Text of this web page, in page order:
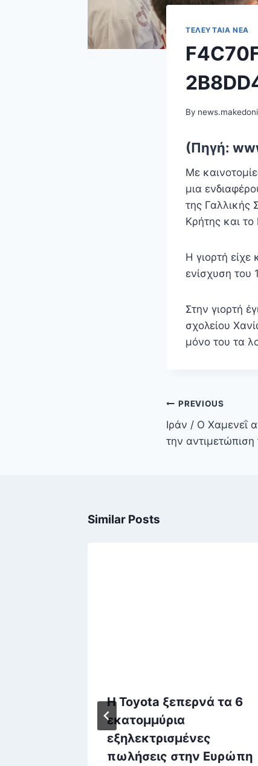
ΤΕΛΕΥΤΑΊΑ ΝΈΑ
By
(Πηγή:
Με
μια
της Γαλλικής
Κρήτης και
Η γιορτή
ενίσχυση του
Στην γιορτή
σχολείου
μόνο του τα
Πλοήγηση
άρθρων
PREVIOUS
Ιράν / Ο Χαμενεΐ
την
Similar Posts
Η Toyota ξεπερνά τα 6
εκατομμύρια
εξηλεκτρισμένες
πωλήσεις στην Ευρώπη